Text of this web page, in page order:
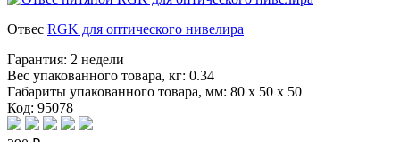
Отвес RGK для оптического нивелира
Гарантия: 2 недели
Вес упакованного товара, кг: 0.34
Габариты упакованного товара, мм: 80 x 50 x 50
Код: 95078